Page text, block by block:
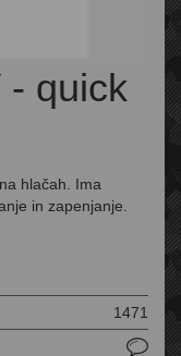
- quick
hlačah. Ima
in zapenjanje.
1471